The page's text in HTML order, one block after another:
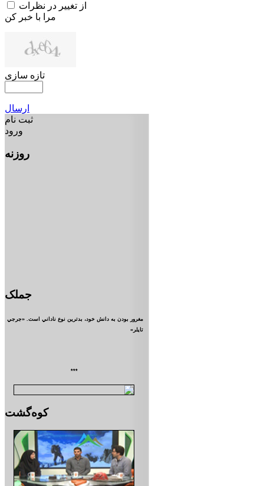
از تغییر در نظرات
مرا با خبر کن
تازه سازی
ارسال
ثبت نام
ورود
روزنه
جملک
مغرور بودن به دانش خود، بدترين نوع ناداني است. «جرجي
تايلر»
***
کوه‌گشت